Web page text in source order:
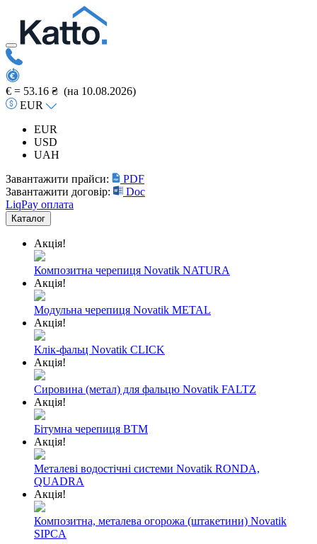
€ = 53.16 ₴ (на 10.08.2026)
EUR
EUR
USD
UAH
Завантажити прайси:
PDF
Завантажити договір:
Doc
LiqPay оплата
Каталог
Акція!
Композитна черепиця Novatik NATURA
Акція!
Модульна черепиця Novatik METAL
Акція!
Клік-фальц Novatik CLICK
Акція!
Сировина (метал) для фальцю Novatik FALTZ
Акція!
Бітумна черепиця BTM
Акція!
Металеві водостічні системи Novatik RONDA,
QUADRA
Акція!
Композитна, металева огорожа (штакетини) Novatik
SIPCA